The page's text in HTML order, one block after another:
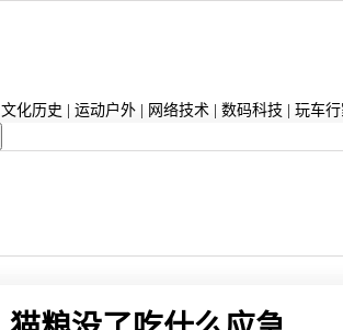
文化历史 运动户外| 网络技术| 数码科技 玩车行